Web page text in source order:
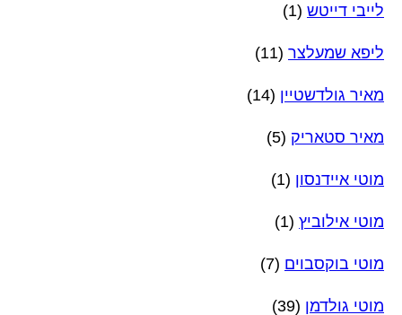
לייבי דייטש (1)
ליפא שמעלצר (11)
מאיר גולדשטיין (14)
מאיר סטאריק (5)
מוטי איידנסון (1)
מוטי אילוביץ (1)
מוטי בוקסבוים (7)
מוטי גולדמן (39)